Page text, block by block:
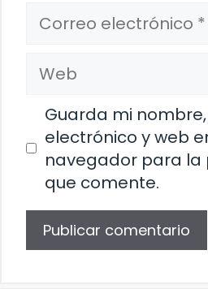
Correo
electrónico
Web
Guarda mi
electrónico y web
navegador para la
que comente.